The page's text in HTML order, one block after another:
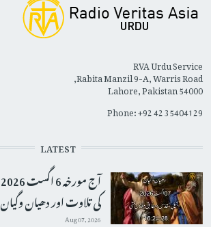
RVA Urdu Service
Rabita Manzil 9-A, Warris Road,
Lahore, Pakistan 54000
Phone: +92 42 35404129
LATEST
کی تلاوت اور دھیان وگیان
Aug 07, 2026